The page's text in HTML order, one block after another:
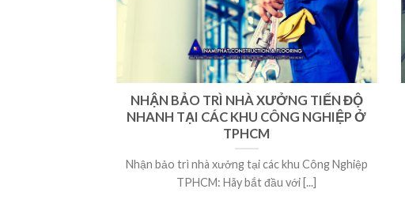
NHẬN BẢO TRÌ NHÀ XƯỞNG TIẾN ĐỘ
NHANH TẠI CÁC KHU CÔNG NGHIỆP Ở
TPHCM
Nhận bảo trì nhà xưởng tại các khu Công Nghiệp
TPHCM: Hãy bắt đầu với [...]